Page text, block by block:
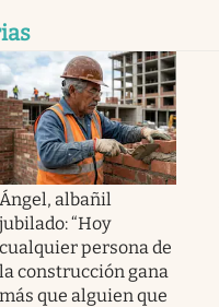
Ángel, albañil
jubilado: “Hoy
cualquier persona de
la construcción gana
más que alguien que